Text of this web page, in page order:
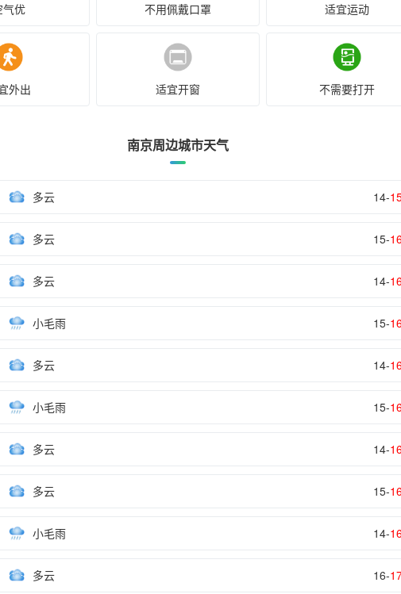
气优 不用佩戴口罩 适宜运动
外出 适宜开窗 不需要打开
南京周边城市天气
多云 14-
多云 15-
多云 14-
小毛雨 15-
多云 14-
小毛雨 15-
多云 14-
多云 15-
小毛雨 14-
多云 16-